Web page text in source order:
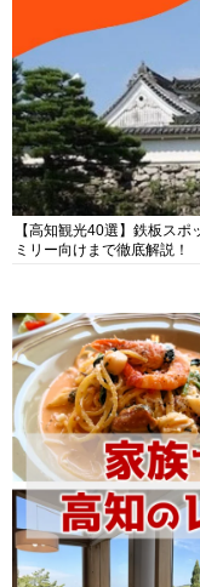
【高知観光40選】鉄板ス
ミリー向けまで徹底解説！